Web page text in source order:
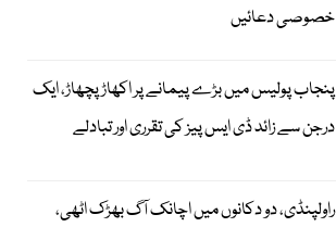
خصوصی دعائیں
پنجاب پولیس میں بڑے پیمانے پر اکھاڑ پچھاڑ، ایک
درجن سے زائد ڈی ایس پیز کی تقرری اور تبادلے
راولپنڈی، دو دکانوں میں اچانک آگ بھڑک اٹھی،